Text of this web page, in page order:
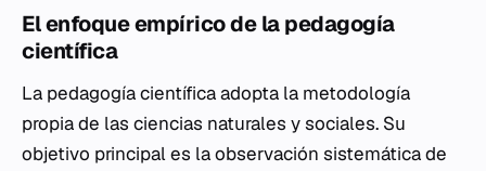
El enfoque empírico de la pedagogía
científica
La pedagogía científica adopta la metodología
propia de las ciencias naturales y sociales. Su
objetivo principal es la observación sistemática de